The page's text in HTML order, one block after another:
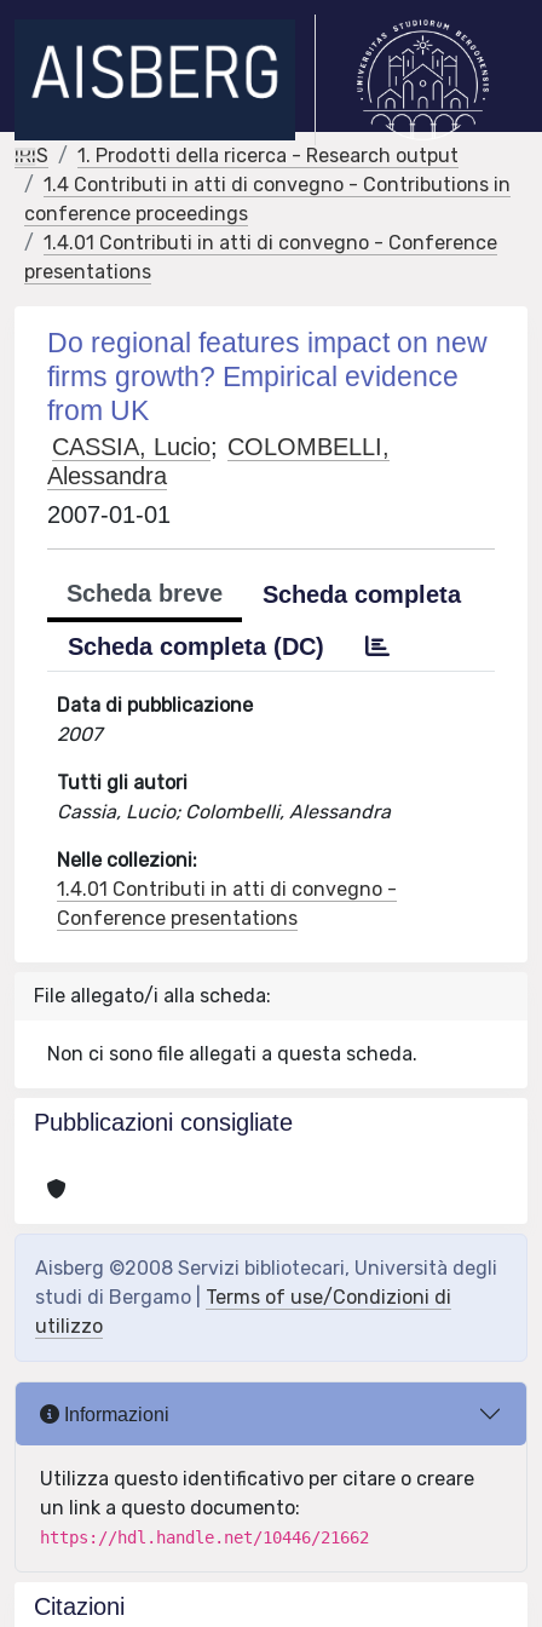
IRIS
1. Prodotti della ricerca - Research output
1.4 Contributi in atti di convegno - Contributions in
conference proceedings
1.4.01 Contributi in atti di convegno - Conference
presentations
Do regional features impact on new
firms growth? Empirical evidence
from UK
CASSIA, Lucio; COLOMBELLI,
Alessandra
2007-01-01
Scheda breve
Scheda completa
Scheda completa (DC)
Data di pubblicazione
2007
Tutti gli autori
Cassia, Lucio; Colombelli, Alessandra
Nelle collezioni:
1.4.01 Contributi in atti di convegno -
Conference presentations
File allegato/i alla scheda:
Non ci sono file allegati a questa scheda.
Pubblicazioni consigliate
Aisberg ©2008 Servizi bibliotecari, Università degli
studi di Bergamo | Terms of use/Condizioni di
utilizzo
Informazioni
Utilizza questo identificativo per citare o creare
un link a questo documento:
https://hdl.handle.net/10446/21662
Citazioni